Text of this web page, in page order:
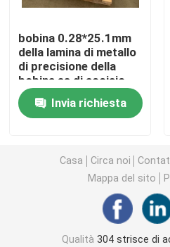
Nastri laminati a freddo in
Bobina di acciaio
Striscia di acciaio
Rotolo di strisce in
bobina 0.28*25.1mm
della lamina di metallo
di precisione della
bobina ss di acciaio
inossidabile di sedere
316L Invia richiesta
Casa Circa noi
Mappa del sito
Qualità304 strisce di